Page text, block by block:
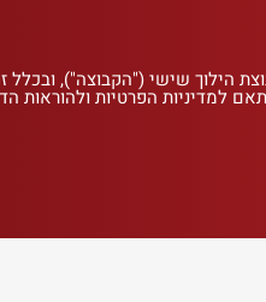
הילוך שישי ("הקבוצה"),
למדיניות הפרטיות ולהוראות